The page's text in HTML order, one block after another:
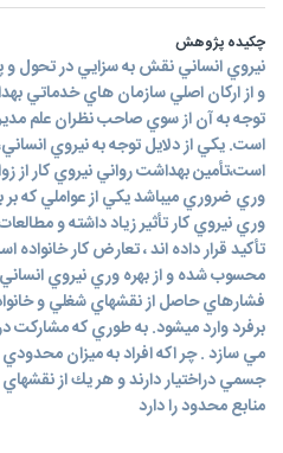
چکیده پژوهش
نيروي انساني نقش به سزايي در تحول و
و از اركان اصلي سازمان هاي خدماتي
توجه به آن از سوي صاحب نظران علم
است. يكي از دلايل توجه به نيروي
است،تأمين بهداشت رواني نيروي كار از
وري ضروري ميباشد يكي از عواملي كه بر
وري نيروي كار تأثير زياد داشته و
تأكيد قرار داده اند ، تعارض كار
محسوب شده و از بهره وري نيروي
فشارهاي حاصل از نقشهاي شغلي و
برفرد وارد ميشود. به طوري كه مشاركت
مي سازد . چر اكه افراد به ميزان محدودي
جسمي دراختيار دارند و هر يك از
منابع محدود را دارد